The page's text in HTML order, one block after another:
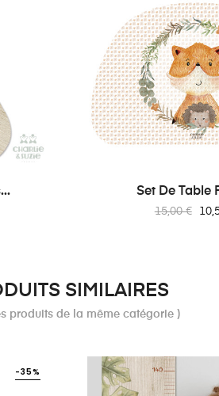
Set De Table
Prix
15,00 € Prix
SIMILAIRES
produits de la même catégorie )
-35%